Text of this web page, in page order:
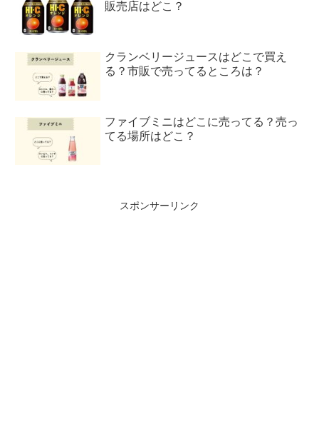
販売店はどこ？
クランベリージュースはどこで買え
る？市販で売ってるところは？
ファイブミニはどこに売ってる？売っ
てる場所はどこ？
スポンサーリンク